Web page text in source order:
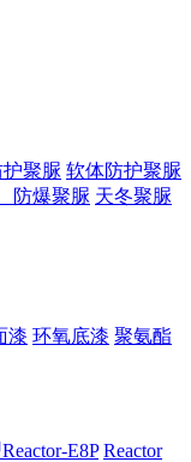
聚脲 软体防护聚脲
防爆聚脲 天冬聚脲
漆 环氧底漆 聚氨酯
E8P Reactor